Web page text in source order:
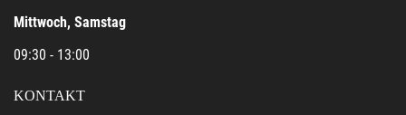
Mittwoch, Samstag
09:30 - 13:00
KONTAKT